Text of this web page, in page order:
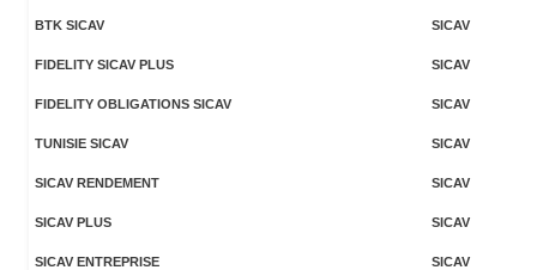
BTK SICAV SICAV
FIDELITY SICAV PLUS SICAV
FIDELITY OBLIGATIONS SICAV SICAV
TUNISIE SICAV SICAV
SICAV RENDEMENT SICAV
SICAV PLUS SICAV
SICAV ENTREPRISE SICAV